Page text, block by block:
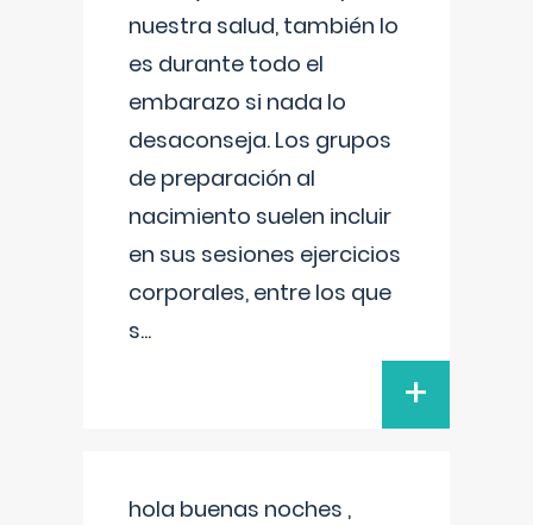
nuestra salud, también lo
es durante todo el
embarazo si nada lo
desaconseja. Los grupos
de preparación al
nacimiento suelen incluir
en sus sesiones ejercicios
corporales, entre los que
s...
+
hola buenas noches ,